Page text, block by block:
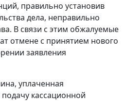
правильно установив
дела, неправильно
В связи с этим обжалуемые
отмене с принятием нового
заявления
уплаченная
кассационной